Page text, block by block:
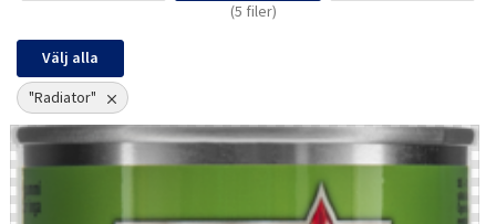
(5 filer)
Välj alla
"Radiator"